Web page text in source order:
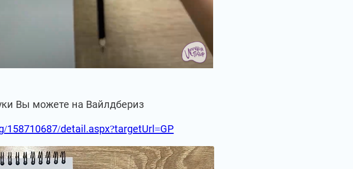
Вы можете на Вайлдбериз
detail.aspx?targetUrl=GP